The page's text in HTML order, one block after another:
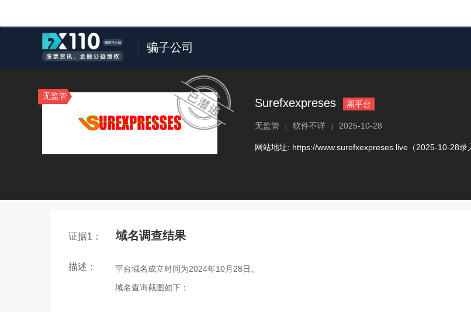
骗子公司
无监管
Surefxexpreses 黑平台
无监管 | 软件不详 | 2025-10-28
网站地址: https://www.surefxexpreses.live（2025-10-28录
证据1： 域名调查结果
描述：
平台域名成立时间为2024年10月28日。
域名查询截图如下：